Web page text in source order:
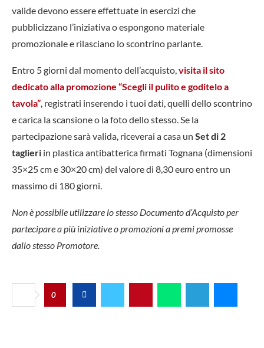
valide devono essere effettuate in esercizi che
pubblicizzano l’iniziativa o espongono materiale
promozionale e rilasciano lo scontrino parlante.
Entro 5 giorni dal momento dell’acquisto,visita il sito
dedicato alla promozione “Scegli il pulito e goditelo a
tavola”, registrati inserendo i tuoi dati, quelli dello scontrino
e carica la scansione o la foto dello stesso. Se la
partecipazione sarà valida, riceverai a casa un Set di 2
taglieri in plastica antibatterica firmati Tognana (dimensioni
35×25 cm e 30×20 cm) del valore di 8,30 euro entro un
massimo di 180 giorni.
Non è possibile utilizzare lo stesso Documento d’Acquisto per
partecipare a più iniziative o promozioni a premi promosse
dallo stesso Promotore.
0